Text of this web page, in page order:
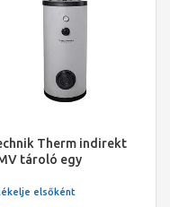
Therm indirekt
tároló egy
térfogat 187
elsőként